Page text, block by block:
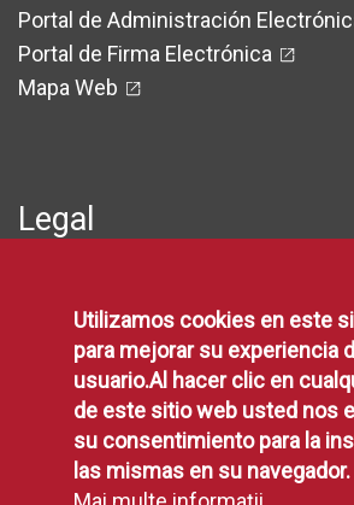
Portal de Administración
Portal de Firma Electrónica
Mapa Web
Legal
Política de Privacidad
Aviso Legal
Disponibilidad
Declaración de Accesibilidad
Política de Cookies
Utilizamos cookies en este
para mejorar su experiencia
usuario.Al hacer clic en
de este sitio web usted nos
su consentimiento para la
las mismas en su navegador.